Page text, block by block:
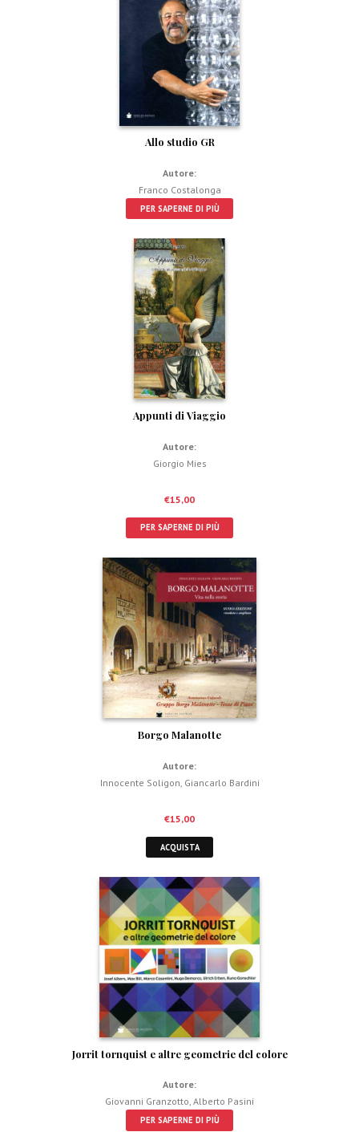
Allo studio GR
Autore:
Franco Costalonga
PER SAPERNE DI PIÙ
Appunti di Viaggio
Autore:
Giorgio Mies
€15,00
PER SAPERNE DI PIÙ
Borgo Malanotte
Autore:
Innocente Soligon Giancarlo Bardini
€15,00
ACQUISTA
Jorrit tornquist e altre geometrie del colore
Autore:
Giovanni Granzotto, Alberto Pasini
PER SAPERNE DI PIÙ